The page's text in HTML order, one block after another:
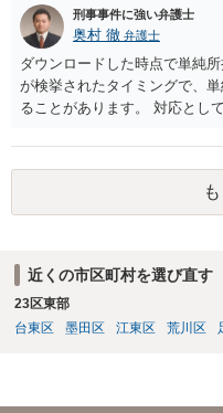
刑事事件に強い弁護士
奥村 徹 弁護士
ダウンロードした時点で単純
が検挙されたタイミングで、
ることがあります。 対応とし
談しておく などが考えられま
近くの市区町村を選び直す
23区東部
台東区
墨田区 江東区 荒川区